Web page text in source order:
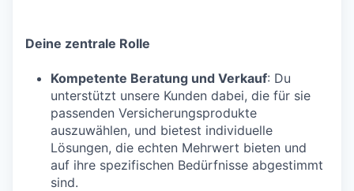
Deine zentrale Rolle
Kompetente Beratung und Verkauf: Du
unterstützt unsere Kunden dabei, die für sie
passenden Versicherungsprodukte
auszuwählen, und bietest individuelle
Lösungen, die echten Mehrwert bieten und
auf ihre spezifischen Bedürfnisse abgestimmt
sind.